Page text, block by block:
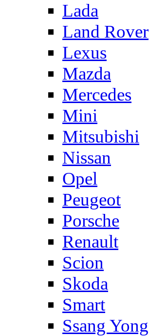
Lada
Land Rover
Lexus
Mazda
Mercedes
Mini
Mitsubishi
Nissan
Opel
Peugeot
Porsche
Renault
Scion
Skoda
Smart
Ssang Yong